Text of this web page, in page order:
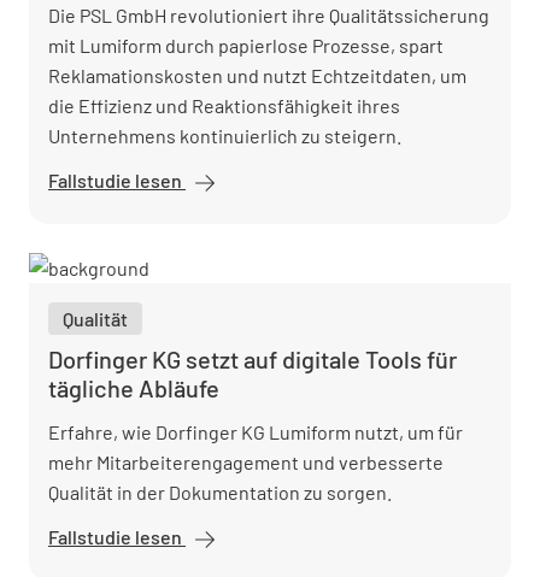
Die PSL GmbH revolutioniert ihre Qualitätssicherung
mit Lumiform durch papierlose Prozesse, spart
Reklamationskosten und nutzt Echtzeitdaten, um
die Effizienz und Reaktionsfähigkeit ihres
Unternehmens kontinuierlich zu steigern.
Fallstudie lesen
PSL setzt auf
Qualität
Dorfinger KG setzt auf digitale Tools für
tägliche Abläufe
Erfahre, wie Dorfinger KG Lumiform nutzt, um für
mehr Mitarbeiterengagement und verbesserte
Qualität in der Dokumentation zu sorgen.
Fallstudie lesen
Dorfinger